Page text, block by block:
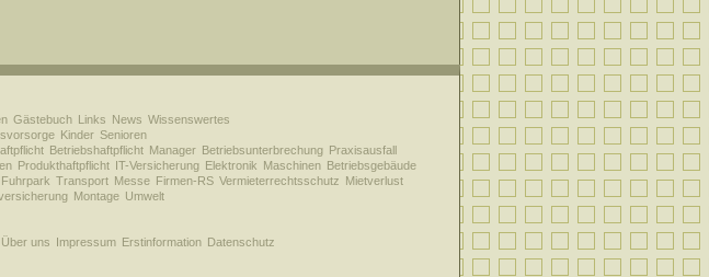
Gästebuch Links News Wissenswertes
Kinder Senioren
Betriebshaftpflicht Manager Betriebsunterbrechung Praxisausfall
Produkthaftpflicht IT-Versicherung Elektronik Maschinen Betriebsgebäude
Fuhrpark Transport Messe Firmen-RS Vermieterrechtsschutz Mietverlust
Montage Umwelt
Über uns Impressum Erstinformation Datenschutz